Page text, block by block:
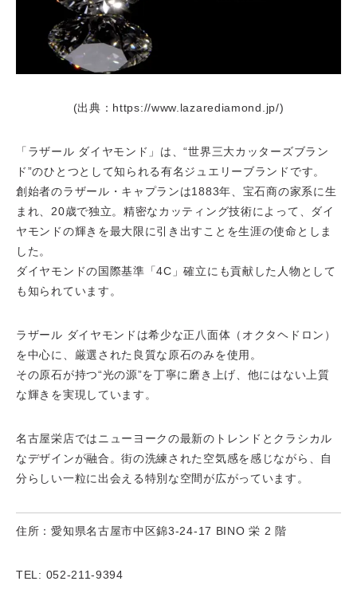
(出典：https://www.lazarediamond.jp/)
「ラザール ダイヤモンド」は、“世界三大カッターズブラン
ド”のひとつとして知られる有名ジュエリーブランドです。
創始者のラザール・キャプランは1883年、宝石商の家系に生
まれ、20歳で独立。精密なカッティング技術によって、ダイ
ヤモンドの輝きを最大限に引き出すことを生涯の使命としま
した。
ダイヤモンドの国際基準「4C」確立にも貢献した人物として
も知られています。
ラザール ダイヤモンドは希少な正八面体（オクタヘドロン）
を中心に、厳選された良質な原石のみを使用。
その原石が持つ“光の源”を丁寧に磨き上げ、他にはない上質
な輝きを実現しています。
名古屋栄店ではニューヨークの最新のトレンドとクラシカル
なデザインが融合。街の洗練された空気感を感じながら、自
分らしい一粒に出会える特別な空間が広がっています。
住所：愛知県名古屋市中区錦3-24-17 BINO 栄 2 階
TEL: 052-211-9394